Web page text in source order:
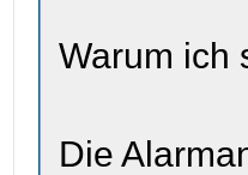
Warum ich
Die